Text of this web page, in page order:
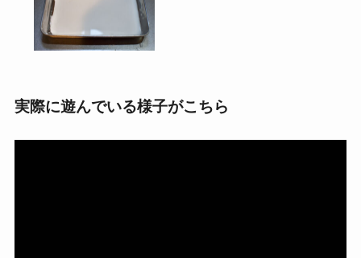
実際に遊んでいる様子がこちら